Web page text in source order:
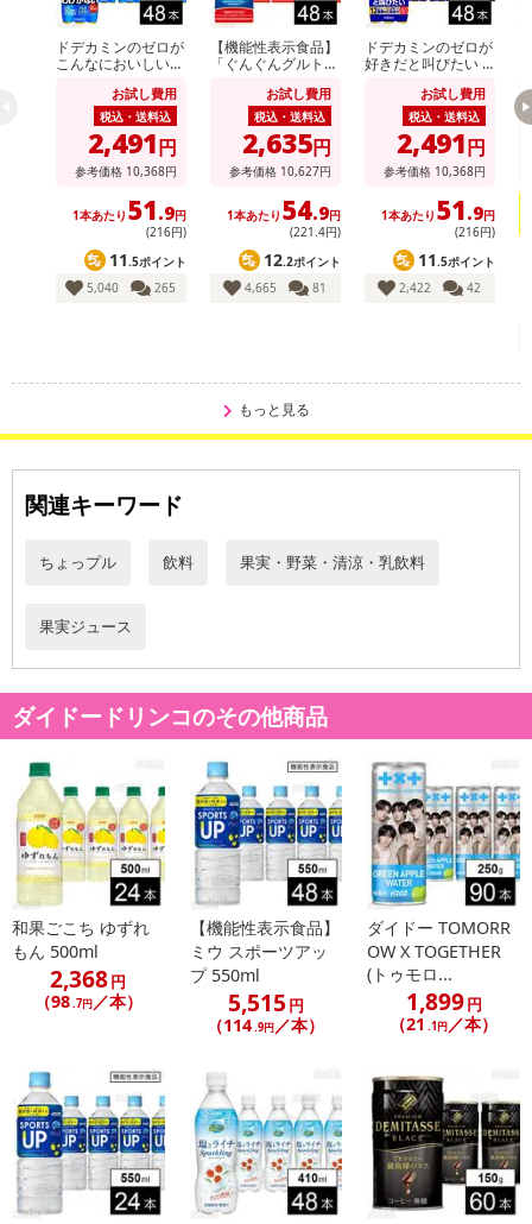
合がございます。
あらかじめご了承いただいた上でお申込みください。なお、本理由
によるお申込み後のキャンセル・返品交換は対応いたしかねます。
【お支払いについて】
※送料はお試し費用に含まれております。
クまとめて支払い、楽天ペイ、メルペイ、AEON Pay、Amazon Pa
yでお支払いの場合、決済のため外部サイトへ遷移します。
※予約商品は決済手段ごとに定められた決済期限日にお支払いを完
了することがございます。ご了承いただいたうえでお申し込みくだ
休業日
■その他共通および商品カテゴリー別注意事項（※必ずご確認くだ
こちらの情報は 2026年07月09日 時点での情報となります。
ドデカミンのゼロが
こんなにおいしいわ
お試し費用
税込・送料込
2,491円
参考価格 10,368円
1本あたり 51.9円
(216円)
11.5ポイント
5,040
265
【機能性表示食品】
「ぐんぐんグルトα
お試し費用
税込・送料込
2,635円
参考価格 10,627円
1本あたり 54.9円
(221.4円)
12.2ポイント
4,665
81
ドデカミンのゼロが
好きだと叫びたい P
お試し費用
税込・送料込
2,491円
参考価格 10,368円
1本あたり 51.9円
(216円)
11.5ポイント
2,422
42
もっと見る
関連キーワード
ちょっプル 飲料 果実・野菜・清涼・乳飲料
果実ジュース
ダイドードリンコのその他商品
和果ごこち ゆずれ
もん 500ml
2,368円
（98 .7円／本）
【機能性表示食品】
ミウ スポーツアッ
プ 550ml
5,515 円
（114 .9円 ／本）
ダイドー TOMORR
OW X TOGETHER
(トゥモロ...
1,899円
（21 .1円 ／本）